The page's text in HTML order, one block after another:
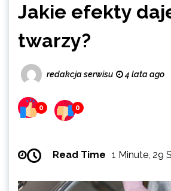
Jakie efekty
twarzy?
redakcja serwisu 4 lata ago
0 0
Read Time 1 Minute, 29